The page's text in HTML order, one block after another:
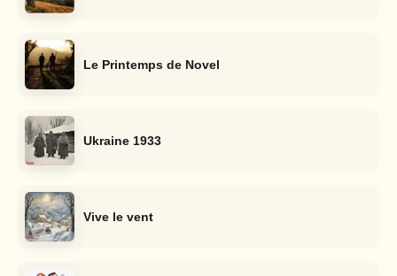
Le Printemps de Novel
Ukraine 1933
Vive le vent